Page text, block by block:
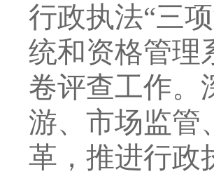
行政执法“三
统和资格管理
卷评查工作。
游、市场监管
革，推进行政